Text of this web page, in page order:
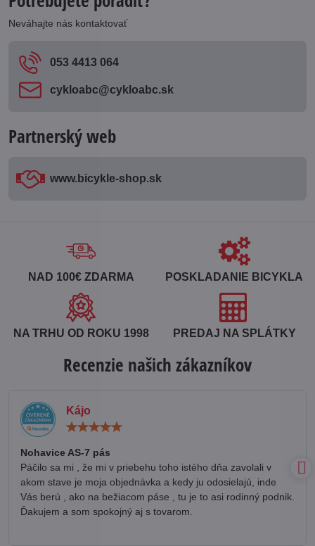
Neváhajte nás kontaktovať
053 4413 064
cykloabc​@cykloabc​.sk
Partnerský web
www​.bicykle-shop​.sk
NAD 100€ ZDARMA POSKLADANIE BICYKLA
NA TRHU OD ROKU 1998 PREDAJ NA SPLÁTKY
Recenzie našich zákazníkov
Kájo
Nohavice AS-7 pás
Páčilo sa mi , že mi v priebehu toho istého dňa zavolali v
akom stave je moja objednávka a kedy ju odosielajú, inde
Vás berú , ako na bežiacom páse , tu je to asi rodinný podnik.
Ďakujem a som spokojný aj s tovarom.